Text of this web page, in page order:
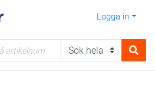
Logga in